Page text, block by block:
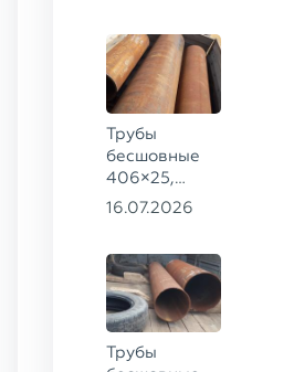
Трубы
бесшовные
406×25,
325×20,
09Г2С
16.07.2026
Трубы